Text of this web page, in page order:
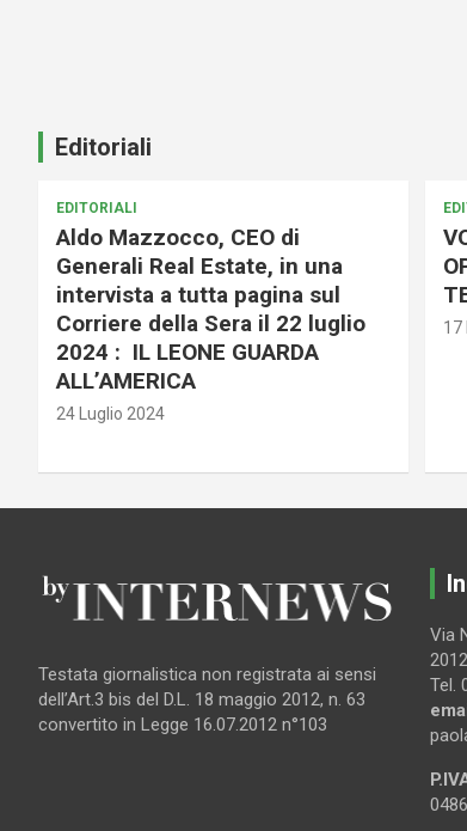
Editoriali
EDITORIALI
Aldo Mazzocco, CEO di
Generali Real Estate, in una
intervista a tutta pagina sul
Corriere della Sera il 22 luglio
2024 : IL LEONE GUARDA
ALL’AMERICA
24 Luglio 2024
17
Testata giornalistica non registrata ai sensi
dell’Art.3 bis del D.L. 18 maggio 2012, n. 63
convertito in Legge 16.07.2012 n°103
Via
Tel.